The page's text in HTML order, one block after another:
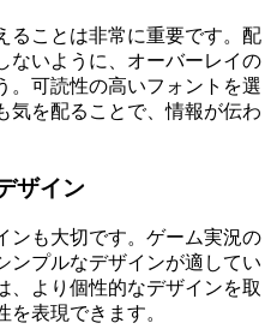
ることは非常に重要です。配
ないように、オーバーレイの
。可読性の高いフォントを選
気を配ることで、情報が伝わ
ザイン
ンも大切です。ゲーム実況の
ンプルなデザインが適してい
、より個性的なデザインを取
を表現できます。